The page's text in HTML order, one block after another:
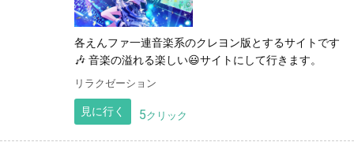
各えんファ一連音楽系のクレヨン版とするサイトです
🎶 音楽の溢れる楽しい😃サイトにして行きます。
リラクゼーション
見に行く 5クリック